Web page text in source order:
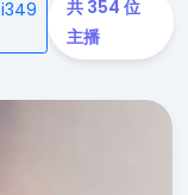
i349
共 354 位
主播